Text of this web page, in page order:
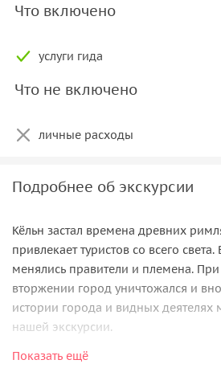
Что включено
услуги гида
Что не включено
личные расходы
Подробнее об экскурсии
Кёльн застал времена древних
привлекает туристов со всего
менялись правители и племена.
вторжении город уничтожался и
истории города и видных
нашей экскурсии.
«Must see» в Кёльне
Показать ещё